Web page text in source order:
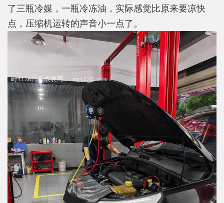
了三瓶冷媒，一瓶冷冻油，实际感觉比原来要凉快
点，压缩机运转的声音小一点了。